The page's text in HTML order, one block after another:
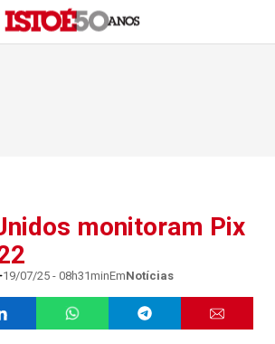
monitoram Pix
19/07/25 - 08h31minEmNotícias